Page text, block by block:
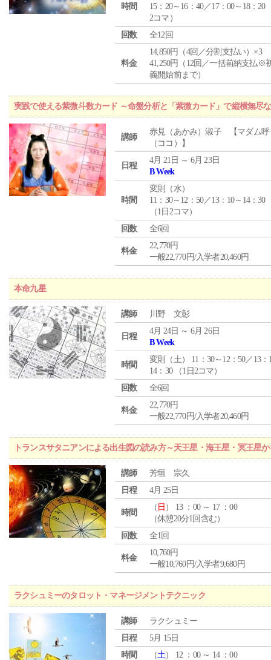
時間
15：20～16：40／17：00～18：20
2コマ）
回数
全12回
料金
14,850円（4回／分割支払い）×3
41,250円（12回／一括前納支払※
義開始前まで）
実践で使える紫微斗数カード ～命盤分析と「紫微カード」で縦横無尽
講師
赤見（あかみ）淑子 【マダム呼
（ココ）】
日程
4月 21日 ～ 6月 23日
B Week
時間
変則（水）
11：30～12：50／13：10～14：30
（1日2コマ）
回数
全6回
料金
22,770円
一般22,770円/入学者20,460円
本命九星
講師 川野 文彰
日程
4月 24日 ～ 6月 26日
B Week
時間
変則（土） 11：30～12：50／13：
14：30 （1日2コマ）
回数
全6回
料金
22,770円
一般22,770円/入学者20,460円
トランスサタニアンによる出生図の読み方～天王星・海王星・冥王星
講師
芳垣 宗久
日程
4月 25日
時間
（ 日 ） 13 ：00 ～ 17 ：00
（休憩20分1回含む）
回数
全1回
料金
10,760円
一般10,760円/入学者9,680円
ラクシュミーのタロット・マネージメントテクニック
講師
ラクシュミー
日程
5月 15日
時間
（土） 12 ：00 ～ 14 ：00